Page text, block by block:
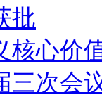
批
核心价
三次会